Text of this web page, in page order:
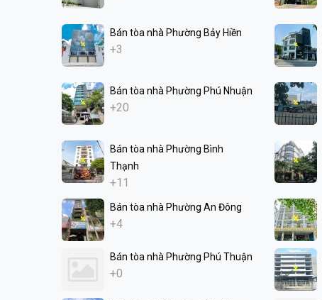
Bán tòa nhà Phường Bảy Hiền
+3
Bán tòa nhà Phường Phú Nhuận
+20
Bán tòa nhà Phường Bình
Thạnh
+11
Bán tòa nhà Phường An Đông
+4
Bán tòa nhà Phường Phú Thuận
+0